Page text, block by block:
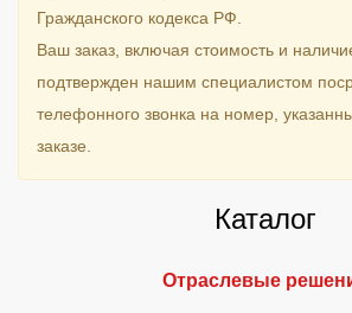
Гражданского кодекса РФ.
Ваш заказ, включая стоимость и
подтвержден нашим специалистом
телефонного звонка на номер,
заказе.
Каталог
Отраслевые